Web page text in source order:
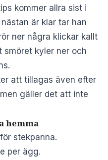
kommer allra sist i
är klar tar han
ner några klickar kallt
smöret kyler ner och
att tillagas även efter
gäller det att inte
hemma
stekpanna.
per ägg.